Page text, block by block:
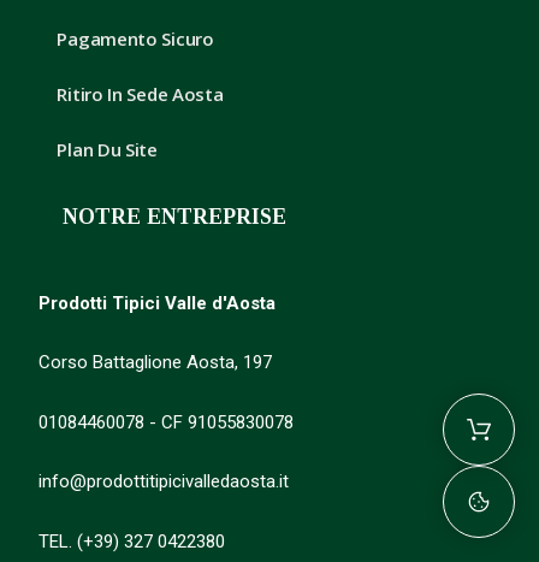
Pagamento Sicuro
Ritiro In Sede Aosta
Plan Du Site
NOTRE ENTREPRISE
Prodotti Tipici Valle d'Aosta
Corso Battaglione Aosta, 197
01084460078 - CF 91055830078
info@prodottitipicivalledaosta.it
TEL. (+39) 327 0422380